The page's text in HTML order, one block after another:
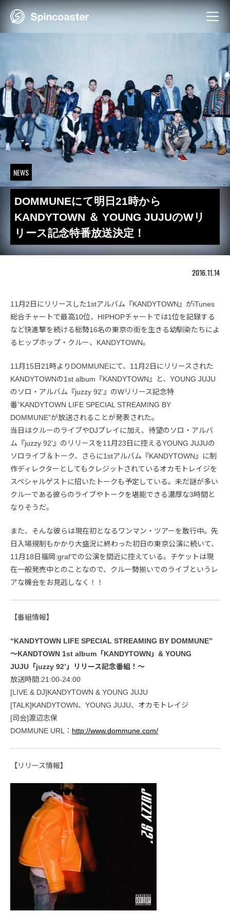
Skip
NEWS
DOMMUNEにて明日21時から
KANDYTOWN ＆ YOUNG JUJUのWリ
リース記念特番放送決定！
2016.11.14
11月2日にリリースした1stアルバム『KANDYTOWN』がiTunes
総合チャートで最高10位、HIPHOPチャートでは1位を記録する
など快進撃を続ける総勢16名の東京の街を生きる幼馴染たちによ
るヒップホップ・クルー、KANDYTOWN。
11月15日21時よりDOMMUNEにて、11月2日にリリースされた
KANDYTOWNの1st album『KANDYTOWN』と、YOUNG JUJU
のソロ・アルバム『juzzy 92’』のWリリース記念特
番”KANDYTOWN LIFE SPECIAL STREAMING BY
DOMMUNE”が放送されることが発表された。
当日はクルーのライブやDJプレイに加え、待望のソロ・アルバ
ム『juzzy 92’』のリリースを11月23日に控えるYOUNG JUJUの
ソロライブ＆トーク、さらに1stアルバム『KANDYTOWN』に制
作ディレクターとしてもクレジットされているオカモトレイジを
スペシャルゲストに招いたトークも予定している。未だ謎が多い
クルーである彼らのライブやトークを堪能できる濃厚な3時間と
なりそうだ。
また、そんな彼らは現在初となるワンマン・ツアーを敢行中。先
日入場規制もかかり大盛況に終わった初日の東京公演に続いて、
11月18日福岡:grafでの公演を間近に控えている。チケットは現
在一般発売中とのことなので、クルー勢揃いでのライブというレ
アな機会をお見逃しなく！！
【番組情報】
“KANDYTOWN LIFE SPECIAL STREAMING BY DOMMUNE”
～KANDTOWN 1st album「KANDYTOWN」& YOUNG
JUJU「juzzy 92’」リリース記念番組！～
放送時間:21:00-24:00
[LIVE & DJ]KANDYTOWN & YOUNG JUJU
[TALK]KANDYTOWN、YOUNG JUJU、オカモトレイジ
[司会]渡辺志保
DOMMUNE URL： http://www.dommune.com/
【リリース情報】